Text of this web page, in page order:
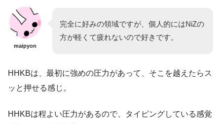
maipyon
完全に好みの領域ですが、個人的にはNiZの
方が軽くて疲れないので好きです。
HHKBは、最初に強めの圧力があって、そこを越えたらス
ッと押せる感じ。
HHKBは程よい圧力があるので、タイピングしている感覚